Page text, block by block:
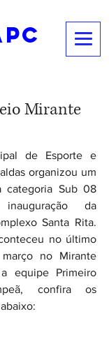
Mirante
de Esporte e
organizou um
categoria Sub 08
da
Santa Rita.
no último
no Mirante
equipe Primeiro
confira os